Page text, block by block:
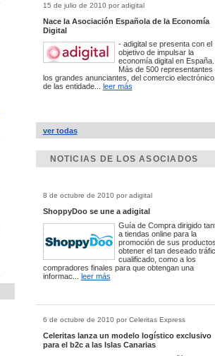
15 de julio de 2010 por adigital
Nace la Asociación Española de la Economía
Digital
- adigital se presenta con el
objetivo de impulsar la
economía digital en
Más de 500 representantes
los grandes anunciantes, del comercio electrónico,
de las entidade...
leer más
ver todas
NOTICIAS DE LOS ASOCIADOS
8 de octubre de 2010 por adigital
ShoppyDoo se une a adigital
Guía de Compra dirigido
a tiendas online para la
promoción de sus
obtener el tan deseado
cualificado, como a los
compradores finales para que obtengan una
informac... leer más
6 de octubre de 2010 por Celeritas Express
Celeritas lanza un modelo logístico exclusivo
para el b2c a las Islas Canarias